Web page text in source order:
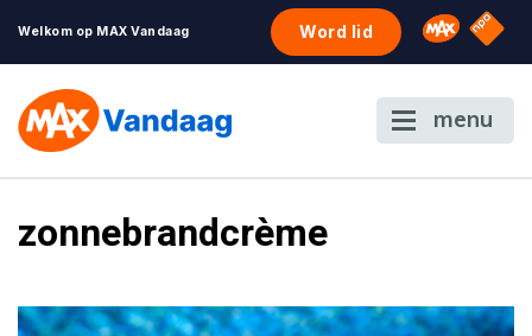
Welkom op MAX Vandaag Word lid Omroep
NPO
menu
zonnebrandcrème